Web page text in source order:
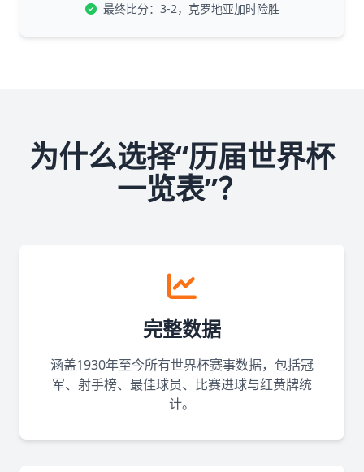
最终比分：3-2，克罗地亚加时险胜
为什么选择“历届世界杯
一览表”？
完整数据
涵盖1930年至今所有世界杯赛事数据，包括冠
军、射手榜、最佳球员、比赛进球与红黄牌统
计。